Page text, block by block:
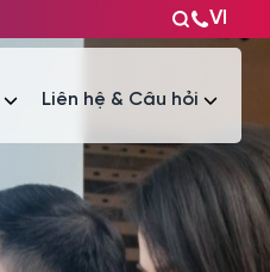
VI
Liên hệ & Câu hỏi